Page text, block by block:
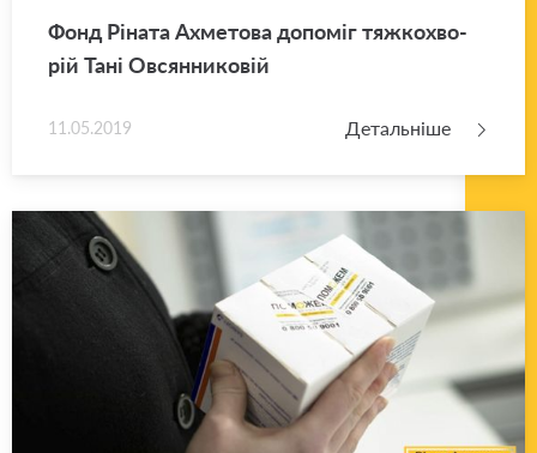
Фонд Рі­на­та Ахме­то­ва до­по­міг тяж­ко­хво­
рій Тані Ов­сян­ни­ко­вій
11.05.2019 Детальніше